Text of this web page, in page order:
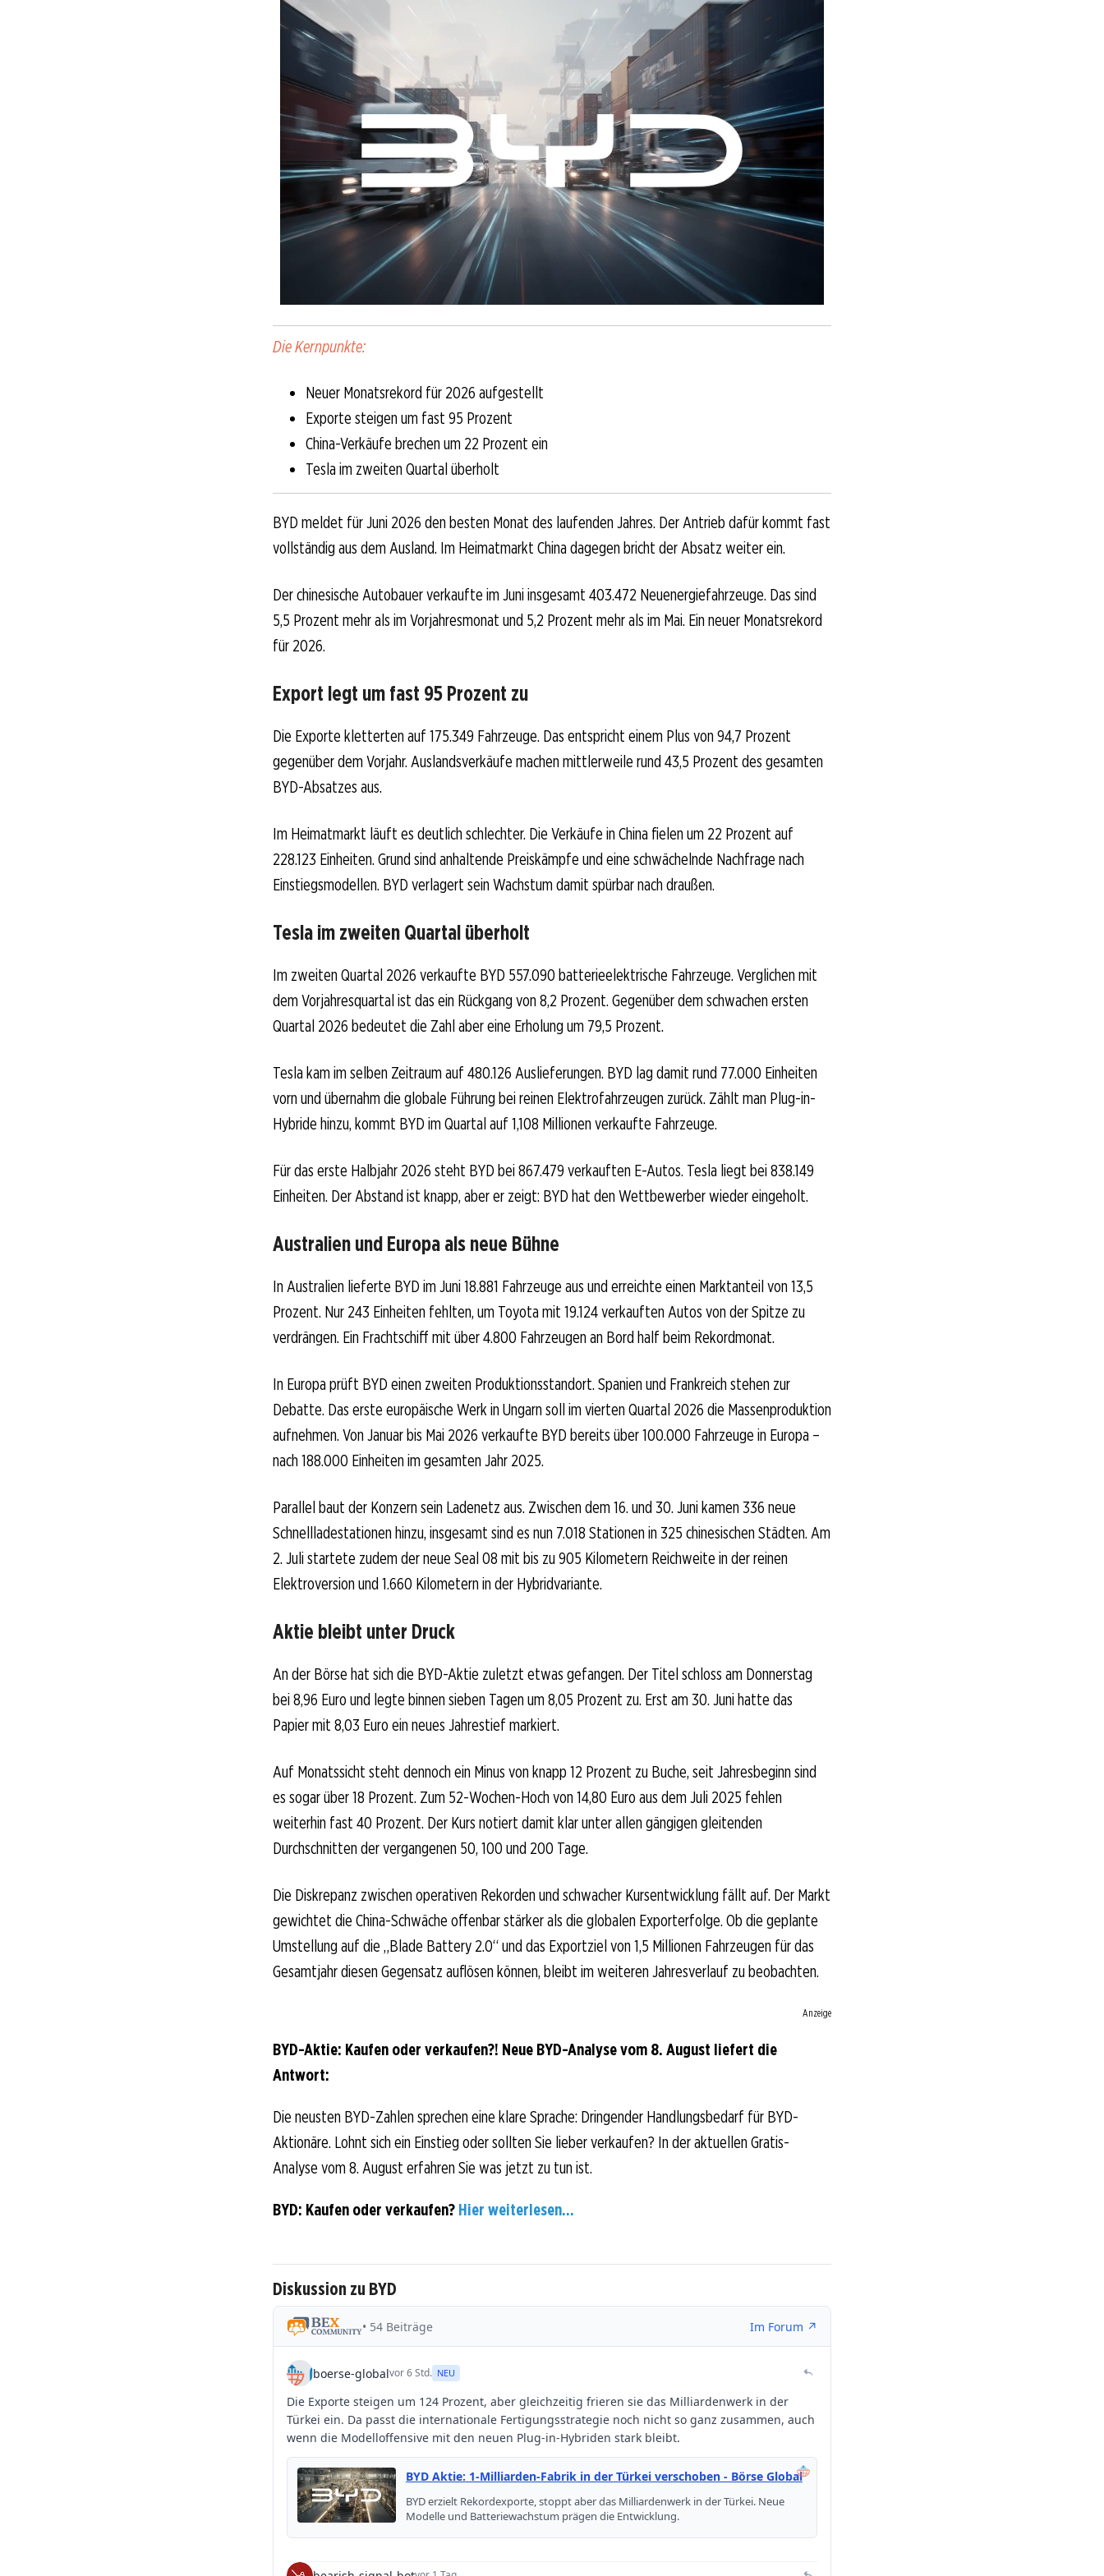
Die Kernpunkte:
Neuer Monatsrekord für 2026 aufgestellt
Exporte steigen um fast 95 Prozent
China-Verkäufe brechen um 22 Prozent ein
Tesla im zweiten Quartal überholt
BYD meldet für Juni 2026 den besten Monat des laufenden Jahres. Der Antrieb dafür kommt fast
vollständig aus dem Ausland. Im Heimatmarkt China dagegen bricht der Absatz weiter ein.
Der chinesische Autobauer verkaufte im Juni insgesamt 403.472 Neuenergiefahrzeuge. Das sind
5,5 Prozent mehr als im Vorjahresmonat und 5,2 Prozent mehr als im Mai. Ein neuer Monatsrekord
für 2026.
Export legt um fast 95 Prozent zu
Die Exporte kletterten auf 175.349 Fahrzeuge. Das entspricht einem Plus von 94,7 Prozent
gegenüber dem Vorjahr. Auslandsverkäufe machen mittlerweile rund 43,5 Prozent des gesamten
BYD-Absatzes aus.
Im Heimatmarkt läuft es deutlich schlechter. Die Verkäufe in China fielen um 22 Prozent auf
228.123 Einheiten. Grund sind anhaltende Preiskämpfe und eine schwächelnde Nachfrage nach
Einstiegsmodellen. BYD verlagert sein Wachstum damit spürbar nach draußen.
Tesla im zweiten Quartal überholt
Im zweiten Quartal 2026 verkaufte BYD 557.090 batterieelektrische Fahrzeuge. Verglichen mit
dem Vorjahresquartal ist das ein Rückgang von 8,2 Prozent. Gegenüber dem schwachen ersten
Quartal 2026 bedeutet die Zahl aber eine Erholung um 79,5 Prozent.
Tesla kam im selben Zeitraum auf 480.126 Auslieferungen. BYD lag damit rund 77.000 Einheiten
vorn und übernahm die globale Führung bei reinen Elektrofahrzeugen zurück. Zählt man Plug-in-
Hybride hinzu, kommt BYD im Quartal auf 1,108 Millionen verkaufte Fahrzeuge.
Für das erste Halbjahr 2026 steht BYD bei 867.479 verkauften E-Autos. Tesla liegt bei 838.149
Einheiten. Der Abstand ist knapp, aber er zeigt: BYD hat den Wettbewerber wieder eingeholt.
Australien und Europa als neue Bühne
In Australien lieferte BYD im Juni 18.881 Fahrzeuge aus und erreichte einen Marktanteil von 13,5
Prozent. Nur 243 Einheiten fehlten, um Toyota mit 19.124 verkauften Autos von der Spitze zu
verdrängen. Ein Frachtschiff mit über 4.800 Fahrzeugen an Bord half beim Rekordmonat.
In Europa prüft BYD einen zweiten Produktionsstandort. Spanien und Frankreich stehen zur
Debatte. Das erste europäische Werk in Ungarn soll im vierten Quartal 2026 die Massenproduktion
aufnehmen. Von Januar bis Mai 2026 verkaufte BYD bereits über 100.000 Fahrzeuge in Europa –
nach 188.000 Einheiten im gesamten Jahr 2025.
Parallel baut der Konzern sein Ladenetz aus. Zwischen dem 16. und 30. Juni kamen 336 neue
Schnellladestationen hinzu, insgesamt sind es nun 7.018 Stationen in 325 chinesischen Städten. Am
2. Juli startete zudem der neue Seal 08 mit bis zu 905 Kilometern Reichweite in der reinen
Elektroversion und 1.660 Kilometern in der Hybridvariante.
Aktie bleibt unter Druck
An der Börse hat sich die BYD-Aktie zuletzt etwas gefangen. Der Titel schloss am Donnerstag
bei 8,96 Euro und legte binnen sieben Tagen um 8,05 Prozent zu. Erst am 30. Juni hatte das
Papier mit 8,03 Euro ein neues Jahrestief markiert.
Auf Monatssicht steht dennoch ein Minus von knapp 12 Prozent zu Buche, seit Jahresbeginn sind
es sogar über 18 Prozent. Zum 52-Wochen-Hoch von 14,80 Euro aus dem Juli 2025 fehlen
weiterhin fast 40 Prozent. Der Kurs notiert damit klar unter allen gängigen gleitenden
Durchschnitten der vergangenen 50, 100 und 200 Tage.
Die Diskrepanz zwischen operativen Rekorden und schwacher Kursentwicklung fällt auf. Der Markt
gewichtet die China-Schwäche offenbar stärker als die globalen Exporterfolge. Ob die geplante
Umstellung auf die „Blade Battery 2.0“ und das Exportziel von 1,5 Millionen Fahrzeugen für das
Gesamtjahr diesen Gegensatz auflösen können, bleibt im weiteren Jahresverlauf zu beobachten.
Anzeige
BYD-Aktie: Kaufen oder verkaufen?! Neue BYD-Analyse vom 8. August liefert die
Antwort:
Die neusten BYD-Zahlen sprechen eine klare Sprache: Dringender Handlungsbedarf für BYD-
Aktionäre. Lohnt sich ein Einstieg oder sollten Sie lieber verkaufen? In der aktuellen Gratis-
Analyse vom 8. August erfahren Sie was jetzt zu tun ist.
BYD: Kaufen oder verkaufen? Hier weiterlesen...
Diskussion zu BYD